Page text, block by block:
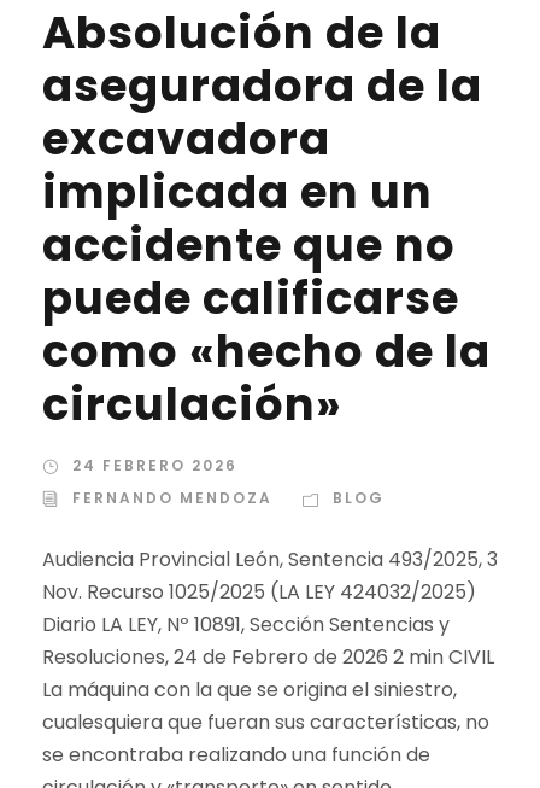
Absolución de la
aseguradora de la
excavadora
implicada en un
accidente que no
puede calificarse
como «hecho de la
circulación»
24 FEBRERO 2026
FERNANDO MENDOZA
BLOG
Audiencia Provincial León, Sentencia 493/2025, 3
Nov. Recurso 1025/2025 (LA LEY 424032/2025)
Diario LA LEY, Nº 10891, Sección Sentencias y
Resoluciones, 24 de Febrero de 2026 2 min CIVIL
La máquina con la que se origina el siniestro,
cualesquiera que fueran sus características, no
se encontraba realizando una función de